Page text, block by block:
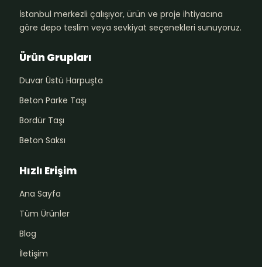
İstanbul merkezli çalışıyor, ürün ve proje ihtiyacına
göre depo teslim veya sevkiyat seçenekleri sunuyoruz.
Ürün Grupları
Duvar Üstü Harpuşta
Beton Parke Taşı
Bordür Taşı
Beton Saksı
Hızlı Erişim
Ana Sayfa
Tüm Ürünler
Blog
İletişim